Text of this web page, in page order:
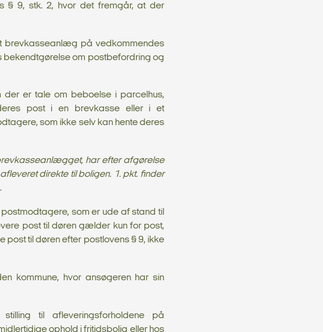
§ 9, stk. 2, hvor det fremgår, at der
brevkasseanlæg på vedkommendes
bekendtgørelse om postbefordring og
der er tale om beboelse i parcelhus,
post i en brevkasse eller i et
som ikke selv kan hente deres
har efter afgørelse
direkte til boligen. 1. pkt. finder
som er ude af stand til
post til døren gælder kun for post,
post til døren efter postlovens § 9, ikke
kommune, hvor ansøgeren har sin
til afleveringsforholdene på
ophold i fritidsbolig eller hos